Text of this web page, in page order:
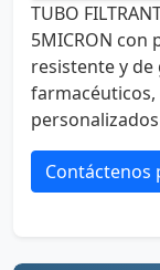
TUBO
5MICRON con
resistente y
farmacéuticos,
Contáctenos